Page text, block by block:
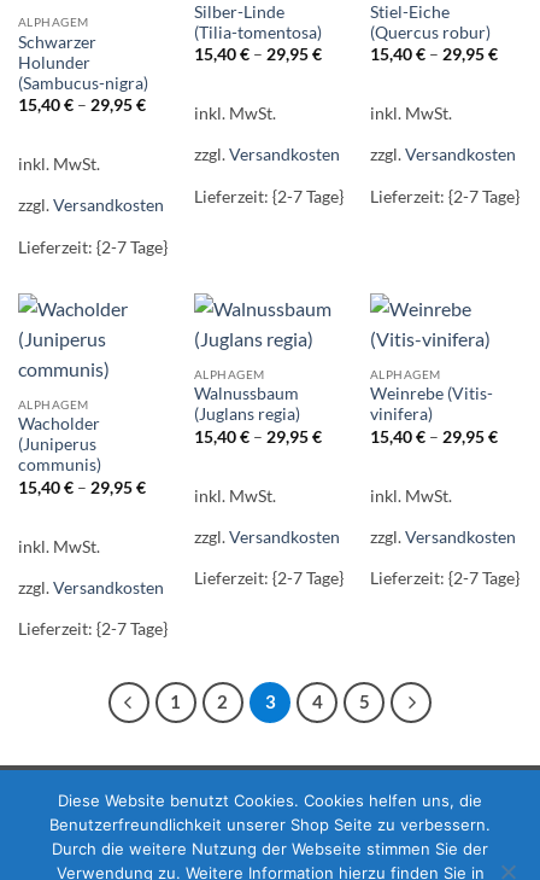
ALPHAGEM
Schwarzer
Holunder
(Sambucus-nigra)
15,40€– 29,95€
inkl. MwSt.
zzgl.Versandkosten
Lieferzeit: {2-7 Tage}
Silber-Linde
(Tilia-tomentosa)
15,40€– 29,95€
inkl. MwSt.
zzgl.Versandkosten
Lieferzeit: {2-7 Tage}
Stiel-Eiche
(Quercus robur)
15,40€– 29,95€
inkl. MwSt.
zzgl.Versandkosten
Lieferzeit: {2-7 Tage}
ALPHAGEM
Wacholder
(Juniperus
communis)
15,40€– 29,95€
inkl. MwSt.
zzgl.Versandkosten
Lieferzeit: {2-7 Tage}
ALPHAGEM
Walnussbaum
(Juglans regia)
15,40€– 29,95€
inkl. MwSt.
zzgl.Versandkosten
Lieferzeit: {2-7 Tage}
ALPHAGEM
Weinrebe (Vitis-
vinifera)
15,40€– 29,95€
inkl. MwSt.
zzgl.Versandkosten
Lieferzeit: {2-7 Tage}
1 2 3 4 5
PayPal Visa MasterCard
Copyright 2026 ©Flatsome Theme
Diese Website benutzt Cookies. Cookies helfen uns, die
Benutzerfreundlichkeit unserer Shop Seite zu verbessern.
Durch die weitere Nutzung der Webseite stimmen Sie der
Verwendung zu. Weitere Information hierzu finden Sie in